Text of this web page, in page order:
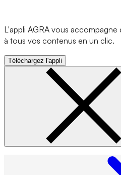
L'appli AGRA vous
à tous vos contenus en un clic.
Téléchargez l'appli